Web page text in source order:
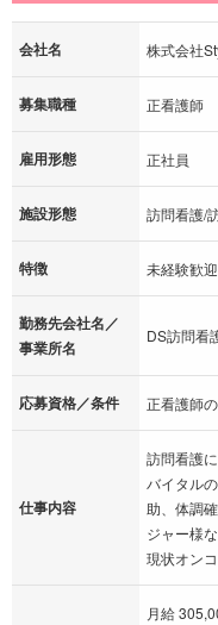
会社名 株式会社
募集職種 正看護師
雇用形態 正社員
施設形態 訪問看護/
特徴 未経験歓迎
勤務先会社名／
事業所名
DS訪問看
応募資格／条件 正看護師
仕事内容
訪問看護
バイタル
助、体調
ジャー様
現状オン
月給